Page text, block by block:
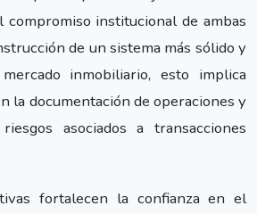
compromiso institucional de ambas
de un sistema más sólido y
inmobiliario, esto implica
la documentación de operaciones y
asociados a transacciones
fortalecen la confianza en el